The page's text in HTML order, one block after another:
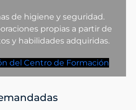
de higiene y seguridad.
propias a partir de
y habilidades adquiridas.
del Centro de Formación